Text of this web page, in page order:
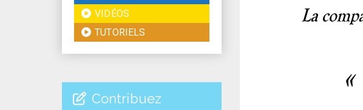
VIDÉOS
TUTORIELS
Contribuez